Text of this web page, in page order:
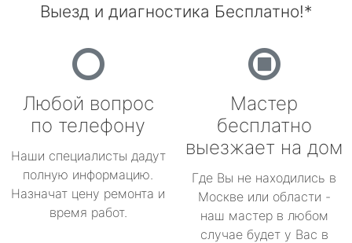
Выезд и диагностика Бесплатно!*
Любой вопрос
по телефону
Наши специалисты дадут
полную информацию.
Назначат цену ремонта и
время работ.
Мастер
бесплатно
выезжает на дом
Где Вы не находились в
Москве или области -
наш мастер в любом
случае будет у Вас в